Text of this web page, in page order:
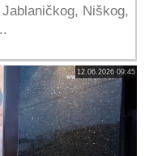
Niškog,
12.06.2026 09:45